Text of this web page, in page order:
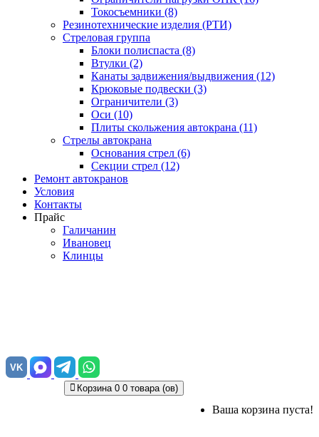
Токосъемники (8)
Резинотехнические изделия (РТИ)
Стреловая группа
Блоки полиспаста (8)
Втулки (2)
Канаты задвижения/выдвижения (12)
Крюковые подвески (3)
Ограничители (3)
Оси (10)
Плиты скольжения автокрана (11)
Стрелы автокрана
Основания стрел (6)
Секции стрел (12)
Ремонт автокранов
Условия
Контакты
Прайс
Галичанин
Ивановец
Клинцы
VK
Корзина 0 0 товара (ов)
Ваша корзина пуста!